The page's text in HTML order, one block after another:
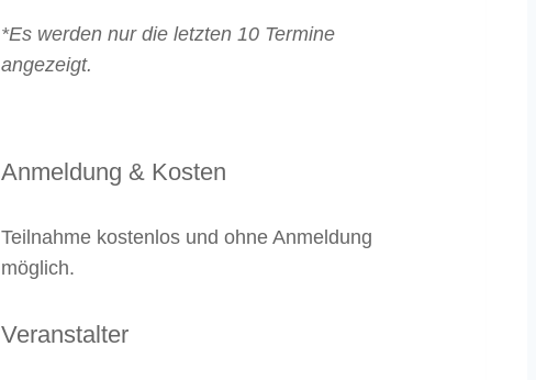
*Es werden nur die letzten 10 Termine
angezeigt.
Anmeldung & Kosten
Teilnahme kostenlos undohne Anmeldung
möglich.
Veranstalter